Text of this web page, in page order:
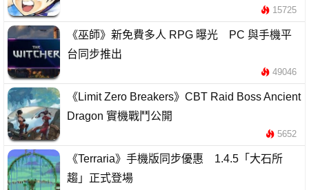
15725
《巫師》新免費多人 RPG 曝光 PC 與手機平
台同步推出
49046
《Limit Zero Breakers》CBT Raid Boss Ancient
Dragon 實機戰鬥公開
5652
《Terraria》手機版同步優惠 1.4.5「大石所
趨」正式登場